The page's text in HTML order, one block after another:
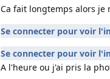
Ca fait longtemps alors je
Se connecter pour voir
Se connecter pour voir
A l'heure ou j'ai pris la